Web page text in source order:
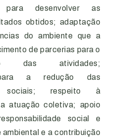
para desenvolver as
obtidos; adaptação
do ambiente que a
de parcerias para o
das atividades;
a redução das
sociais; respeito à
atuação coletiva; apoio
social e
ambiental e a contribuição